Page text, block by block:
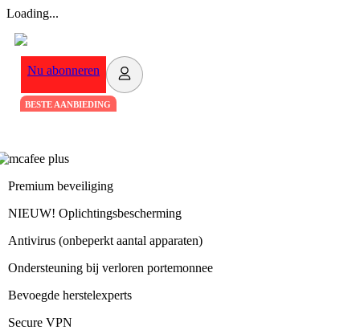
Loading...
Nu abonneren
Premium beveiliging
NIEUW! Oplichtingsbescherming
Antivirus(onbeperkt aantal apparaten)
Ondersteuning bij verloren portemonnee
Bevoegde herstelexperts
Secure VPN
BESTE AANBIEDING